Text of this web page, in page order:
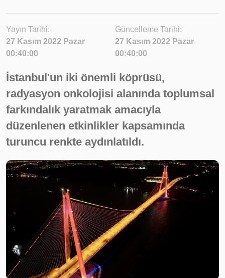
Yayın Tarihi:
27 Kasım 2022 Pazar
00:40:00
Güncelleme Tarihi:
27 Kasım 2022 Pazar
00:40:00
İstanbul'un iki önemli köprüsü,
radyasyon onkolojisi alanında toplumsal
farkındalık yaratmak amacıyla
düzenlenen etkinlikler kapsamında
turuncu renkte aydınlatıldı.